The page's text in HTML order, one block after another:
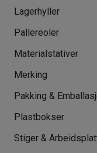
Lagerhyller
Pallereoler
Materialstativer
Merking
Pakking &
Plastbokser
Stiger &